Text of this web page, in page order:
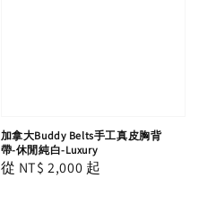
加拿大Buddy Belts手工真皮胸背
帶-休閒純白-Luxury
Regular
從 NT$ 2,000 起